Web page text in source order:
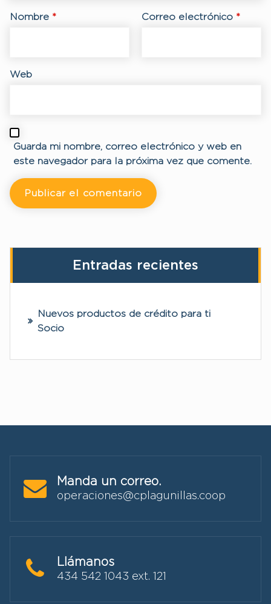
Nombre * Correo electrónico *
Web
Guarda mi nombre, correo electrónico y web en
este navegador para la próxima vez que comente.
Entradas recientes
Nuevos productos de crédito para ti
Socio
Manda un correo.
operaciones@cplagunillas.coop
Llámanos
434 542 1043 ext. 121